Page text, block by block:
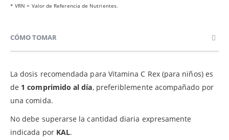
* VRN = Valor de Referencia de Nutrientes.
CÓMO TOMAR
La dosis recomendada para Vitamina C Rex (para niños) es
de 1 comprimido al día, preferiblemente acompañado por
una comida.
No debe superarse la cantidad diaria expresamente
indicada por KAL.